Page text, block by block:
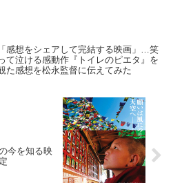
「感想をシェアして完結する映画」…笑
て泣ける感動作『トイレのピエタ』を
た感想を松永監督に伝えてみた
今を知る映